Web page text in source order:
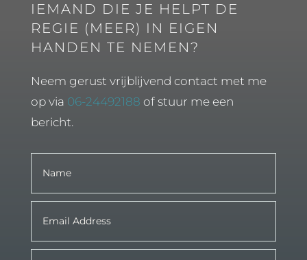
IEMAND DIE JE HELPT DE
REGIE (MEER) IN EIGEN
HANDEN TE NEMEN?
Neem gerust vrijblijvend contact met me
op via 06-24492188 of stuur me een
bericht.